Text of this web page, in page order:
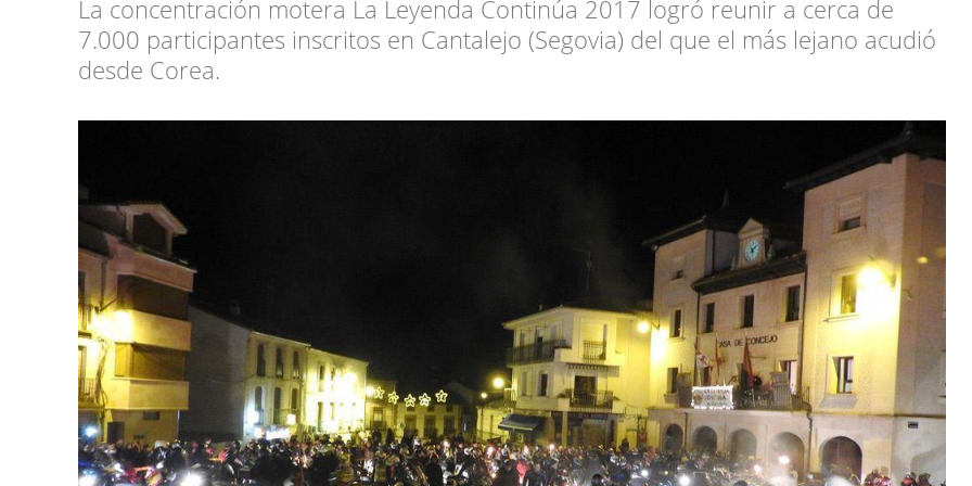
La concentración motera La Leyenda Continúa 2017 logró reunir a cerca de
7.000 participantes inscritos en Cantalejo (Segovia) del que el más lejano acudió
desde Corea.